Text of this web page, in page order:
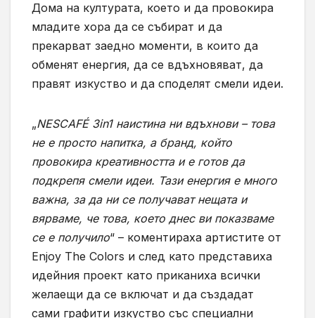
Дома на културата, което и да провокира
младите хора да се събират и да
прекарват заедно моменти, в които да
обменят енергия, да се вдъхновяват, да
правят изкуство и да споделят смели идеи.
„NESCAFÉ 3in1 наистина ни вдъхнови – това
не е просто напитка, а бранд, който
провокира креативността и е готов да
подкрепя смели идеи. Тази енергия е много
важна, за да ни се получават нещата и
вярваме, че това, което днес ви показваме
се е получило“ – коментираха артистите от
Enjoy The Colors и след като представиха
идейния проект като приканиха всички
желаещи да се включат и да създадат
сами графити изкуство със специални